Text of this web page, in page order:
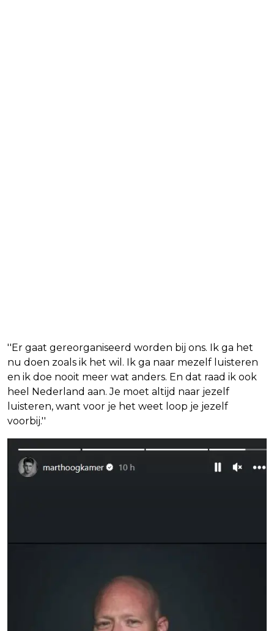
''Er gaat gereorganiseerd worden bij ons. Ik ga het
nu doen zoals ik het wil. Ik ga naar mezelf luisteren
en ik doe nooit meer wat anders. En dat raad ik ook
heel Nederland aan. Je moet altijd naar jezelf
luisteren, want voor je het weet loop je jezelf
voorbij.''